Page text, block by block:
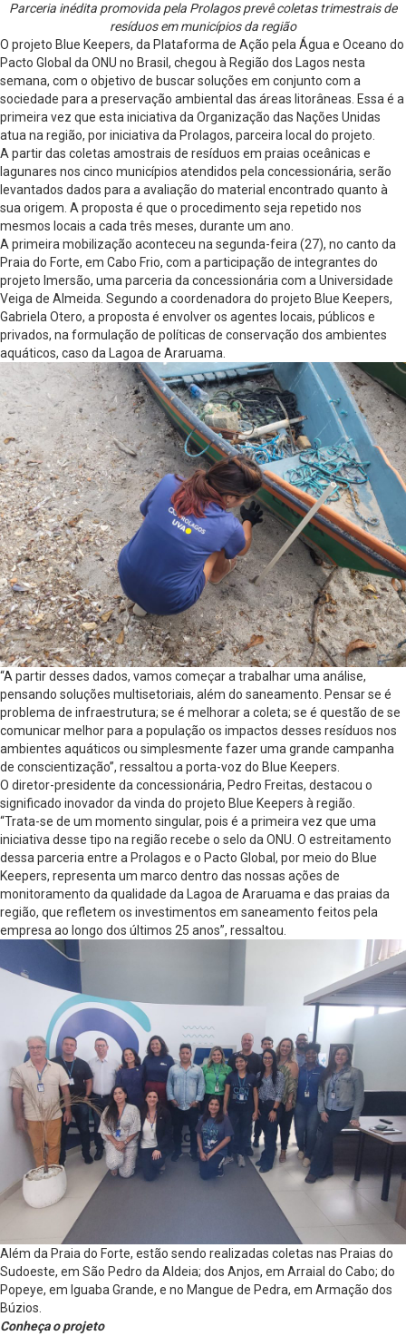
Parceria inédita promovida pela Prolagos prevê coletas trimestrais de
resíduos em municípios da região
O projeto Blue Keepers, da Plataforma de Ação pela Água e Oceano do
Pacto Global da ONU no Brasil, chegou à Região dos Lagos nesta
semana, com o objetivo de buscar soluções em conjunto com a
sociedade para a preservação ambiental das áreas litorâneas. Essa é a
primeira vez que esta iniciativa da Organização das Nações Unidas
atua na região, por iniciativa da Prolagos, parceira local do projeto.
A partir das coletas amostrais de resíduos em praias oceânicas e
lagunares nos cinco municípios atendidos pela concessionária, serão
levantados dados para a avaliação do material encontrado quanto à
sua origem. A proposta é que o procedimento seja repetido nos
mesmos locais a cada três meses, durante um ano.
A primeira mobilização aconteceu na segunda-feira (27), no canto da
Praia do Forte, em Cabo Frio, com a participação de integrantes do
projeto Imersão, uma parceria da concessionária com a Universidade
Veiga de Almeida. Segundo a coordenadora do projeto Blue Keepers,
Gabriela Otero, a proposta é envolver os agentes locais, públicos e
privados, na formulação de políticas de conservação dos ambientes
aquáticos, caso da Lagoa de Araruama.
“A partir desses dados, vamos começar a trabalhar uma análise,
pensando soluções multisetoriais, além do saneamento. Pensar se é
problema de infraestrutura; se é melhorar a coleta; se é questão de se
comunicar melhor para a população os impactos desses resíduos nos
ambientes aquáticos ou simplesmente fazer uma grande campanha
de conscientização”, ressaltou a porta-voz do Blue Keepers.
O diretor-presidente da concessionária, Pedro Freitas, destacou o
significado inovador da vinda do projeto Blue Keepers à região.
“Trata-se de um momento singular, pois é a primeira vez que uma
iniciativa desse tipo na região recebe o selo da ONU. O estreitamento
dessa parceria entre a Prolagos e o Pacto Global, por meio do Blue
Keepers, representa um marco dentro das nossas ações de
monitoramento da qualidade da Lagoa de Araruama e das praias da
região, que refletem os investimentos em saneamento feitos pela
empresa ao longo dos últimos 25 anos”, ressaltou.
Além da Praia do Forte, estão sendo realizadas coletas nas Praias do
Sudoeste, em São Pedro da Aldeia; dos Anjos, em Arraial do Cabo; do
Popeye, em Iguaba Grande, e no Mangue de Pedra, em Armação dos
Búzios.
Conheça o projeto